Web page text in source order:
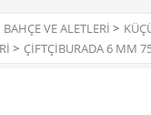
BAHÇE VE ALETLERI >
> ÇIFTÇIBURADA 6 MM